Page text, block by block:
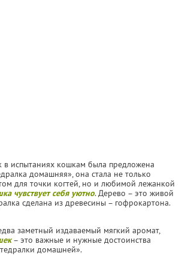
в испытаниях кошкам была предложена
домашняя», она стала не только
для точки когтей, но и любимой лежанкой
чувствует себя уютно. Дерево – это живой
сделана из древесины – гофрокартона.
заметный издаваемый мягкий аромат,
– это важные и нужные достоинства
домашней».